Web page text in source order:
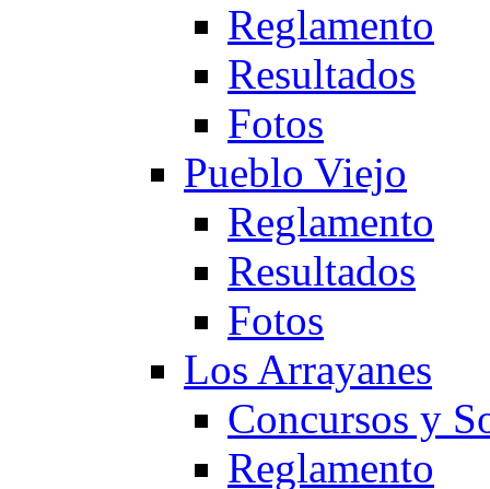
Reglamento
Resultados
Fotos
Pueblo Viejo
Reglamento
Resultados
Fotos
Los Arrayanes
Concursos y
Reglamento